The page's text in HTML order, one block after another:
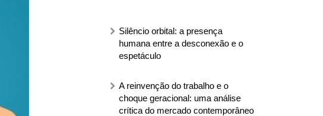
Silêncio orbital: a presença
humana entre a desconexão e o
espetáculo
A reinvenção do trabalho e o
choque geracional: uma análise
crítica do mercado contemporâneo